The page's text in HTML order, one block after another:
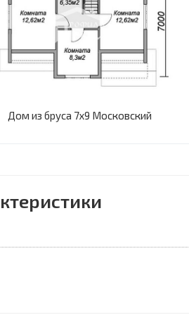
Дом из бруса 7х9 Московский